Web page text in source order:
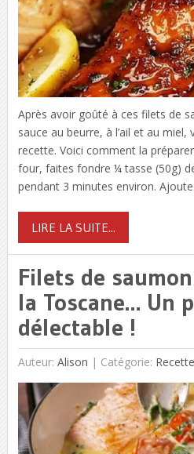
Après avoir goûté à ces filets de
sauce au beurre, à l’ail et au
recette. Voici comment la
four, faites fondre ¼ tasse (50g)
pendant 3 minutes environ.
LIRE LA SUITE...
Filets de
la Toscane… Un
délectable !
Auteur: Alison | Catégorie: Recette